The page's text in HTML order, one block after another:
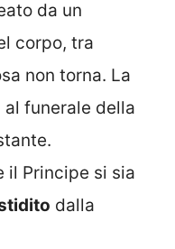
da un
corpo, tra
non torna. La
funerale della
il Principe si sia
dalla